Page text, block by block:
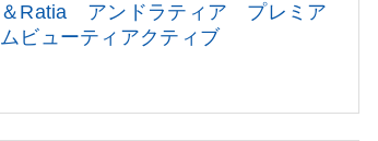
＆Ratia アンドラティア プレミア
ムビューティアクティブ